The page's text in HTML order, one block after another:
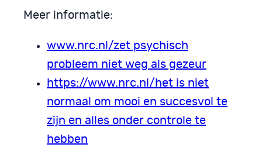
Meer informatie:
www.nrc.nl/zet psychisch
probleem niet weg als gezeur
https://www.nrc.nl/het is niet
normaal om mooi en succesvol te
zijn en alles onder controle te
hebben